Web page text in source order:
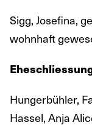
Sigg, Josefina,
wohnhaft
Hungerbühler,
Hassel, Anja